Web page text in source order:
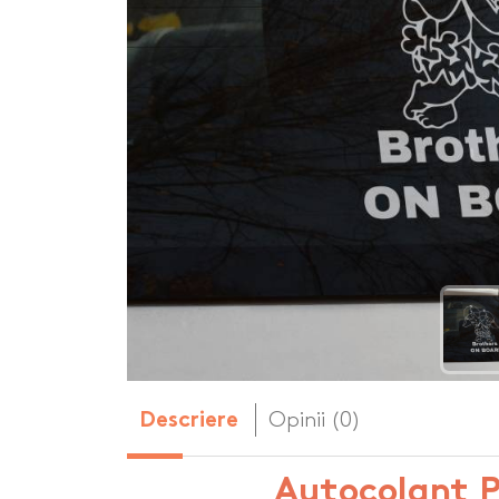
Brelocuri personalizate
Dop
de vin
Dozatoare de
personalizate
Genti de plaja
Genti sport
Halbe de bere
Descriere Opinii (0)